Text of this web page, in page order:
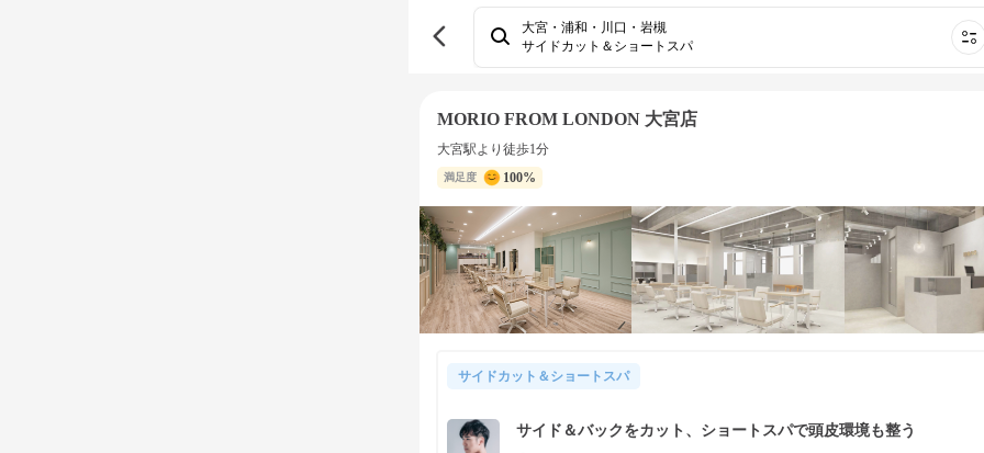
大宮・浦和・川口・岩槻
サイドカット＆ショートスパ
MORIO FROM LONDON 大宮店
大宮駅より徒歩1分
満足度 100%
サイドカット＆ショートスパ
サイド＆バックをカット、ショートスパで頭皮環境も整う